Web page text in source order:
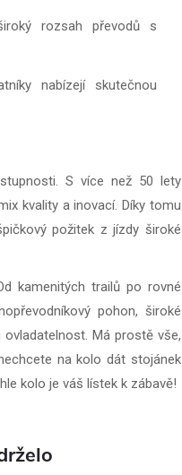
rozsah převodů s
nabízejí skutečnou
S více než 50 lety
kvality a inovací. Díky tomu
požitek z jízdy široké
kamenitých trailů po rovné
pohon, široké
Má prostě vše,
na kolo dát stojánek
kolo je váš lístek k zábavě!